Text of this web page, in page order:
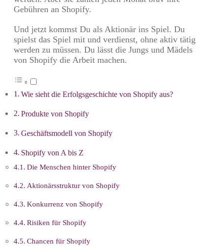
Gebühren an Shopify.
Und jetzt kommst Du als Aktionär ins Spiel. Du
spielst das Spiel mit und verdienst, ohne aktiv tätig
werden zu müssen. Du lässt die Jungs und Mädels
von Shopify die Arbeit machen.
Wie sieht die Erfolgsgeschichte von Shopify aus?
Produkte von Shopify
Geschäftsmodell von Shopify
Shopify von A bis Z
Die Menschen hinter Shopify
Aktionärsstruktur von Shopify
Konkurrenz von Shopify
Risiken für Shopify
Chancen für Shopify